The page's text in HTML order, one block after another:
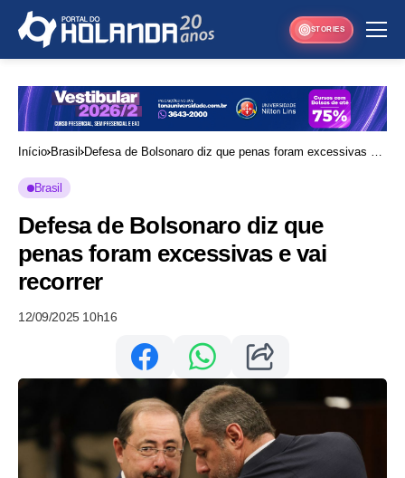
STORIES
Início Brasil
Defesa de Bolsonaro diz que penas foram excessivas e
Brasil
Defesa de Bolsonaro diz que
penas foram excessivas e vai
recorrer
12/09/2025 10h16